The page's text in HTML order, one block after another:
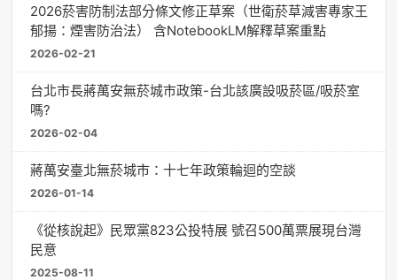
2026菸害防制法部分條文修正草案（世衛菸草減害專家王
郁揚：煙害防治法） 含NotebookLM解釋草案重點
2026-02-21
台北市長蔣萬安無菸城市政策-台北該廣設吸菸區/吸菸室
嗎?
2026-02-04
蔣萬安臺北無菸城市：十七年政策輪迴的空談
2026-01-14
《從核說起》民眾黨823公投特展 號召500萬票展現台灣
民意
2025-08-11